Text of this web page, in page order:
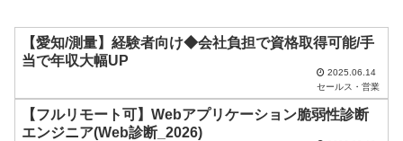
は
【愛知/測量】経験者向け◆会社負担で資格取得可能/手
当で年収大幅UP
2025.06.14
セールス・営業
【フルリモート可】Webアプリケーション脆弱性診断
エンジニア(Web診断_2026)